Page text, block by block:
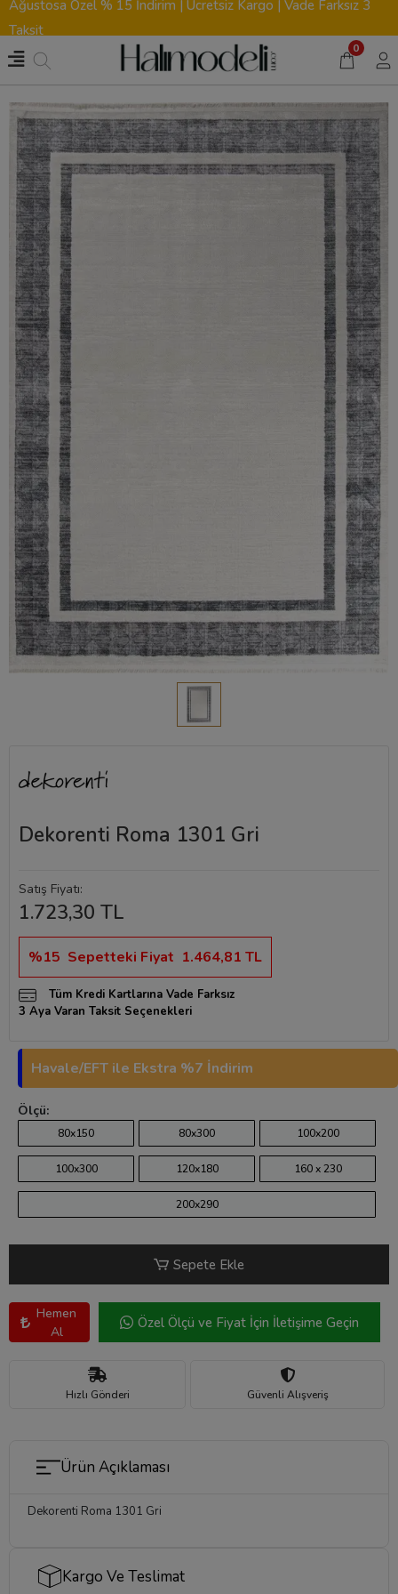
Ağustosa Özel % 15 İndirim | Ücretsiz Kargo | Vade Farksız 3
Taksit
0
Dekorenti Roma 1301 Gri
Satış Fiyatı:
1.723,30 TL
%15 Sepetteki Fiyat 1.464,81 TL
Tüm Kredi Kartlarına Vade Farksız
3 Aya Varan Taksit Seçenekleri
Havale/EFT ile Ekstra %7 İndirim
Ölçü:
80x150 80x300 100x200
100x300 120x180 160 x 230
200x290
Sepete Ekle
Hemen
Al
Özel Ölçü ve Fiyat İçin İletişime Geçin
Hızlı Gönderi Güvenli Alışveriş
Ürün Açıklaması
Dekorenti Roma 1301 Gri
Kargo Ve Teslimat